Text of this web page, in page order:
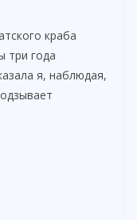
краба
три года
я, наблюдая,